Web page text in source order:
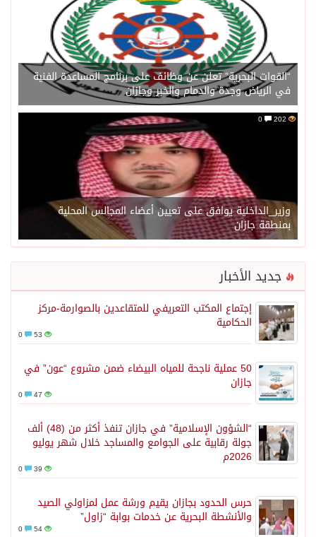
“القوات البحرية” تعلن عن وظائف على برنامج المساعدة الفنية
في الرياض وجدة والدمام والخبر وجازان
202
وزير_الداخلية يوافق على تعيين أعضاء المجالس المحلية
بمنطقة جازان
جديد الأخبار
إجتماع المكتب التعريفي للمتقاعدين بالصوارمة-مركز
الحكامية
53
50 عملية ناجحة للمياه البيضاء ضمن مشروع “عون” في
جازان
47
“الشؤون الإسلامية” في جازان تنفذ أكثر من (48) ألف
جولة رقابية على الجوامع والمساجد خلال شهر يوليو
2026م
39
حرس الحدود بجازان يقيم ورشة عمل لمزاولي الصيد
والأنشطة البحرية عن خدمات بوابة “زاول”
54